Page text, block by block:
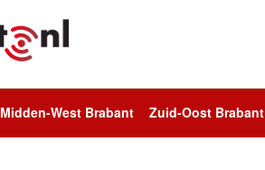
Midden-West Brabant Zuid-Oost Brabant